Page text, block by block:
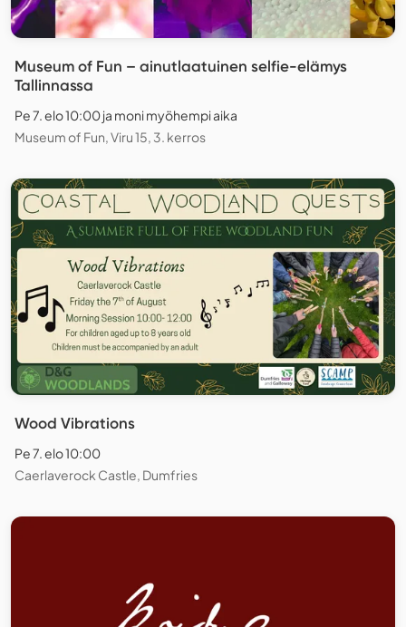
Museum of Fun – ainutlaatuinen selfie-elämys
Tallinnassa
Pe 7. elo 10:00 ja moni myöhempi aika
Museum of Fun, Viru 15, 3. kerros
Wood Vibrations
Pe 7. elo 10:00
Caerlaverock Castle, Dumfries